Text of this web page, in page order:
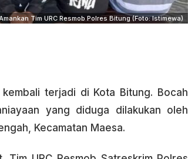
Tim URC Resmob Polres Bitung (Foto: Istimewa)
terjadi di Kota Bitung. Bocah
yang diduga dilakukan oleh
Kecamatan Maesa.